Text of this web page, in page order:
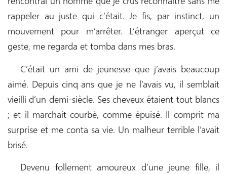
rappeler au juste qui c’était. Je fis, par instinct, un
mouvement pour m’arrêter. L’étranger aperçut ce
geste, me regarda et tomba dans mes bras.
C’était un ami de jeunesse que j’avais beaucoup
aimé. Depuis cinq ans que je ne l’avais vu, il semblait
vieilli d’un demi-siècle. Ses cheveux étaient tout blancs
; et il marchait courbé, comme épuisé. Il comprit ma
surprise et me conta sa vie. Un malheur terrible l’avait
brisé.
Devenu follement amoureux d’une jeune fille, il